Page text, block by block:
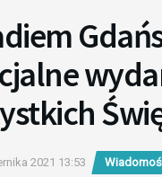
2021 13:53